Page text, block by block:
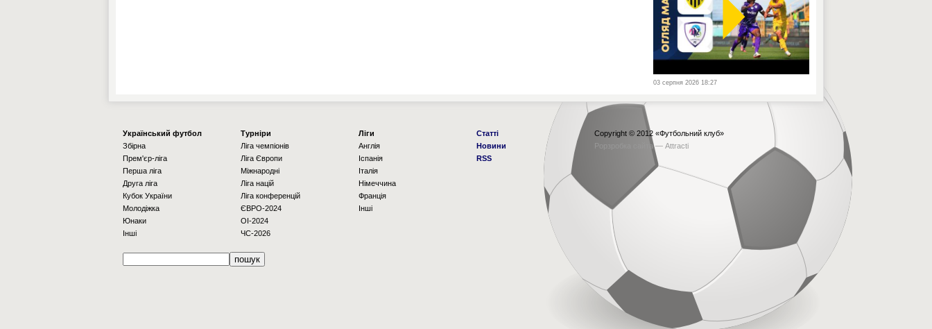
03 серпня 2026 18:27
Українcький футбол
Збірна
Прем'єр-ліга
Перша ліга
Друга ліга
Кубок України
Молодіжка
Юнаки
Інші
Турніри
Ліга чемпіонів
Ліга Європи
Міжнародні
Ліга націй
Ліга конференцій
ЄВРО-2024
OI-2024
ЧС-2026
Ліги
Англія
Іспанія
Італія
Німеччина
Франція
Інші
Статті
Новини
RSS
Copyright © 2012 «Футбольний клуб»
Рорзробка сайта — Attracti